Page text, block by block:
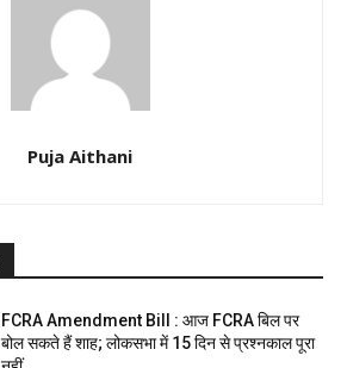
Puja Aithani
FCRA Amendment Bill : आज FCRA बिल पर
बोल सकते हैं शाह; लोकसभा में 15 दिन से प्रश्नकाल पूरा